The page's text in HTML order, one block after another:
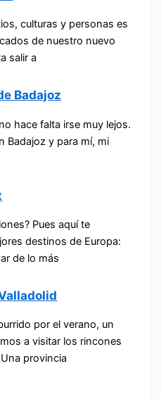
culturas y personas es
de nuestro nuevo
salir a
Badajoz
hace falta irse muy lejos.
Badajoz y para mí, mi
Pues aquí te
destinos de Europa:
de lo más
por el verano, un
a visitar los rincones
provincia